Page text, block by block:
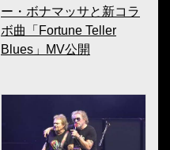
ー・ボナマッサと新コラ
ボ曲「Fortune Teller
Blues」MV公開